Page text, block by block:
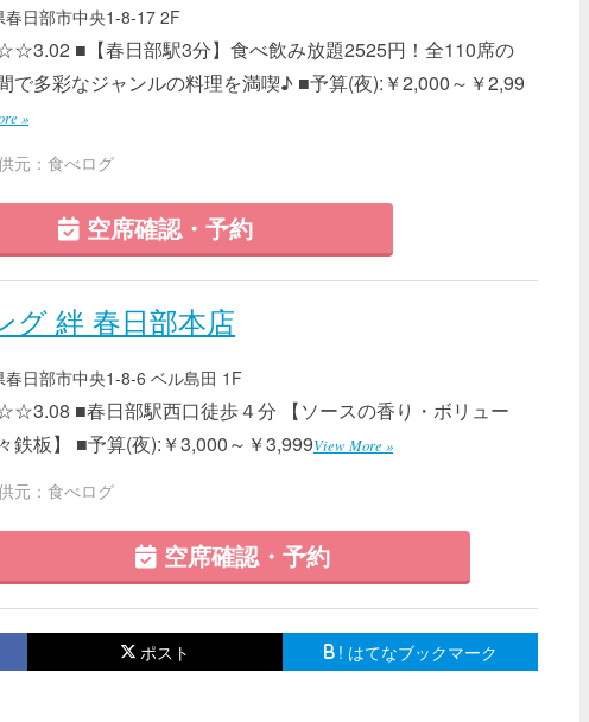
春日部市中央1-8-17 2F
■【春日部駅3分】食べ飲み放題2525円！全110席の
で多彩なジャンルの料理を満喫♪ ■予算(夜):￥2,000～￥2,99
»
元：食べログ
空席確認・予約
グ 絆 春日部本店
春日部市中央1-8-6 ベル島田 1F
■春日部駅西口徒歩４分 【ソースの香り・ボリュー
鉄板】 ■予算(夜):￥3,000～￥3,999View More »
元：食べログ
空席確認・予約
ポスト ! はてなブックマーク